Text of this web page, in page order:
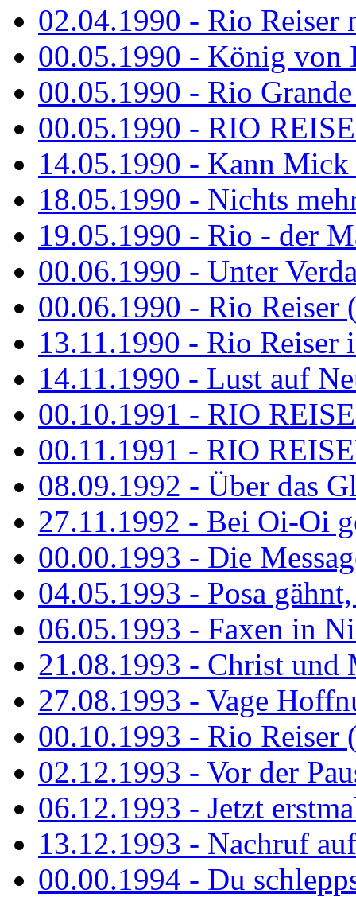
02.04.1990 - Rio
00.05.1990 - König von
00.05.1990 - Rio
00.05.1990 - RIO
14.05.1990 - Kann Mick
18.05.1990 - Nichts
19.05.1990 - Rio - der
00.06.1990 - Unter
00.06.1990 - Rio Reiser
13.11.1990 - Rio Reiser
14.11.1990 - Lust auf
00.10.1991 - RIO
00.11.1991 - RIO
08.09.1992 - Über das
27.11.1992 - Bei Oi-Oi
00.00.1993 - Die
04.05.1993 - Posa
06.05.1993 - Faxen in
21.08.1993 - Christ und
27.08.1993 - Vage
00.10.1993 - Rio Reiser
02.12.1993 - Vor der
06.12.1993 - Jetzt
13.12.1993 - Nachruf
00.00.1994 - Du